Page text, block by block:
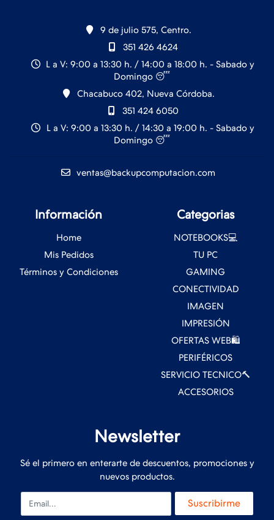
9 de julio 575, Centro.
351 426 4624
L a V: 9:00 a 13:30 h. / 14:00 a 18:00 h. - Sabado y
Domingo 😴
Chacabuco 402, Nueva Córdoba.
351 424 6050
L a V: 9:00 a 13:30 h. / 14:30 a 19:00 h. - Sabado y
Domingo 😴
ventas@backupcomputacion.com
Información
Home
Mis Pedidos
Términos y Condiciones
Categorias
NOTEBOOKS💻
TU PC
GAMING
CONECTIVIDAD
IMAGEN
IMPRESIÓN
OFERTAS WEB🛍️
PERIFÉRICOS
SERVICIO TECNICO🔨
ACCESORIOS
Newsletter
Sé el primero en enterarte de descuentos, promociones y
nuevos productos.
Email Suscribirme